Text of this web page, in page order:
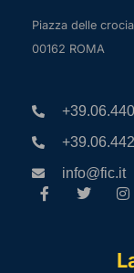
Piazza delle
00162 ROMA
info@fic.it